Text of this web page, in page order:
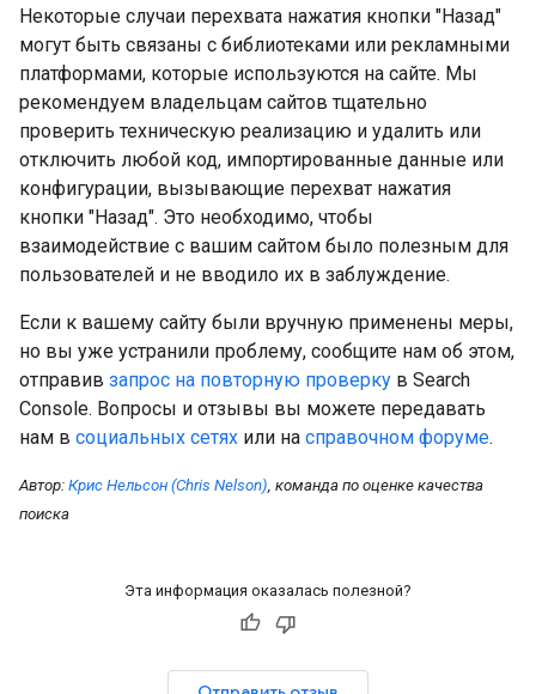
Некоторые случаи перехвата нажатия кнопки "Назад"
могут быть связаны с библиотеками или рекламными
платформами, которые используются на сайте. Мы
рекомендуем владельцам сайтов тщательно
проверить техническую реализацию и удалить или
отключить любой код, импортированные данные или
конфигурации, вызывающие перехват нажатия
кнопки "Назад". Это необходимо, чтобы
взаимодействие с вашим сайтом было полезным для
пользователей и не вводило их в заблуждение.
Если к вашему сайту были вручную применены меры,
но вы уже устранили проблему, сообщите нам об этом,
отправив запрос на повторную проверку в Search
Console. Вопросы и отзывы вы можете передавать
нам в социальных сетях или на справочном форуме.
Автор: Крис Нельсон (Chris Nelson), команда по оценке качества
поиска
Эта информация оказалась полезной?